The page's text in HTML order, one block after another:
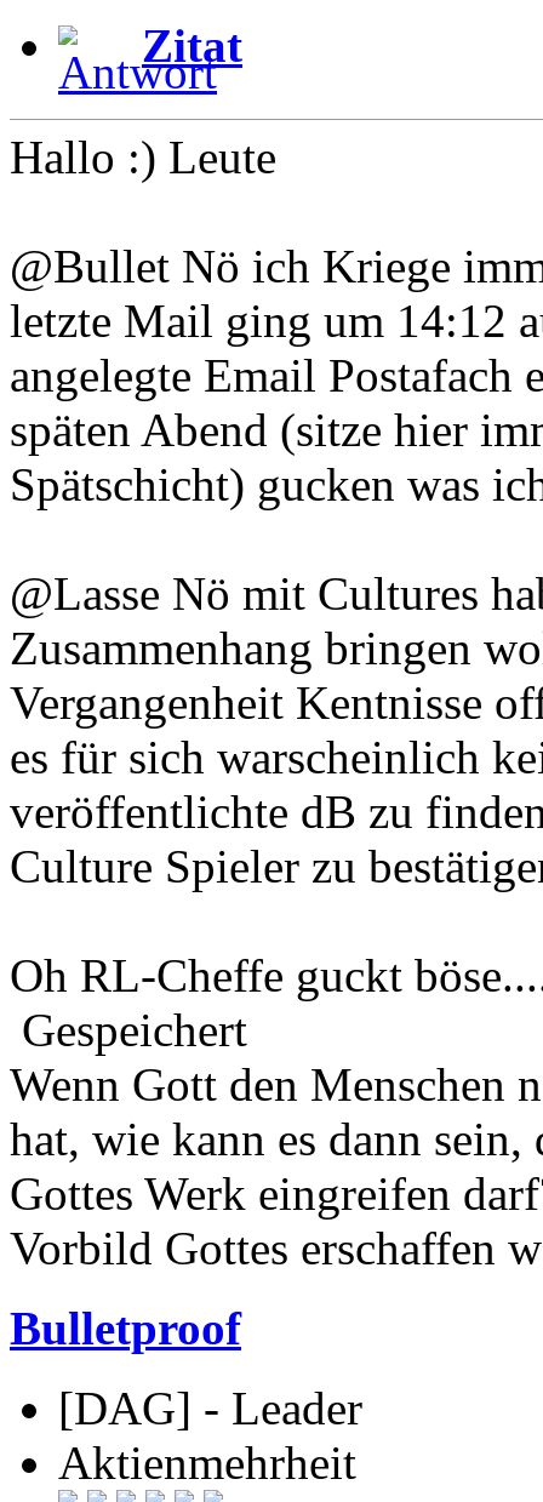
Zitat
Hallo :) Leute
@Bullet Nö ich Kriege
letzte Mail ging um 14:12
angelegte Email Postafach
späten Abend (sitze hier
Spätschicht) gucken was
@Lasse Nö mit Cultures
Zusammenhang bringen
Vergangenheit Kentnisse
es für sich warscheinlich
veröffentlichte dB zu
Culture Spieler zu
Oh RL-Cheffe guckt
Gespeichert
Wenn Gott den Menschen
hat, wie kann es dann
Gottes Werk eingreifen
Vorbild Gottes erschaffen
Bulletproof
[DAG] - Leader
Aktienmehrheit